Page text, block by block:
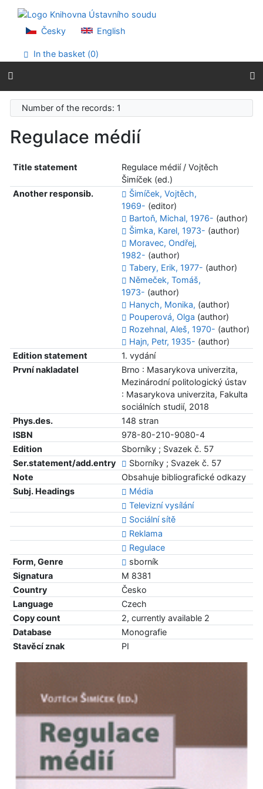
Go to menu
Accessibility declaration
Česky English
In the basket (0)
Number of the records: 1
Regulace médií
Title statement
Regulace médií / Vojtěch
Šimíček (ed.)
Another responsib.
Šimíček, Vojtěch,
1969- (editor)
Bartoň, Michal, 1976- (author)
Šimka, Karel, 1973- (author)
Moravec, Ondřej,
1982- (author)
Tabery, Erik, 1977- (author)
Němeček, Tomáš,
1973- (author)
Hanych, Monika, (author)
Pouperová, Olga (author)
Rozehnal, Aleš, 1970- (author)
Hajn, Petr, 1935- (author)
Edition statement
1. vydání
První nakladatel
Brno : Masarykova univerzita,
Mezinárodní politologický ústav
: Masarykova univerzita, Fakulta
sociálních studií, 2018
Phys.des.
148 stran
ISBN
978-80-210-9080-4
Edition
Sborníky ; Svazek č. 57
Ser.statement/add.entry
Sborníky ; Svazek č. 57
Note
Obsahuje bibliografické odkazy
Subj. Headings
Média
Televizní vysílání
Sociální sítě
Reklama
Regulace
Form, Genre
sborník
Signatura
M 8381
Country
Česko
Language
Czech
Copy count
2, currently available 2
Database
Monografie
Stavěcí znak
PI